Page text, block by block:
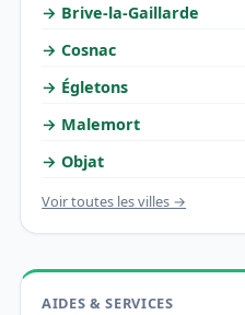
→ Brive-la-Gaillarde
→ Cosnac
→ Égletons
→ Malemort
→ Objat
Voir toutes les villes →
AIDES & SERVICES